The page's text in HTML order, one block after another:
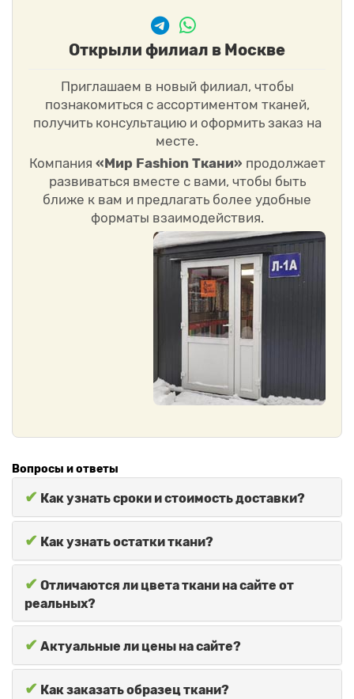
Открыли филиал в Москве
Приглашаем в новый филиал, чтобы
познакомиться с ассортиментом тканей,
получить консультацию и оформить заказ на
месте.
Компания «Мир Fashion Ткани» продолжает
развиваться вместе с вами, чтобы быть
ближе к вам и предлагать более удобные
форматы взаимодействия.
Вопросы и ответы
✔ Как узнать сроки и стоимость доставки?
✔ Как узнать остатки ткани?
✔ Отличаются ли цвета ткани на сайте от
реальных?
✔ Актуальные ли цены на сайте?
✔ Как заказать образец ткани?